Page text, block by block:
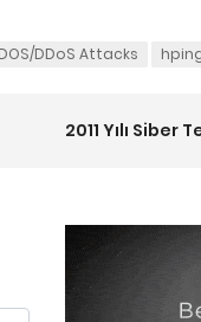
DOS/DDoS Attacks
2011 Yılı Siber